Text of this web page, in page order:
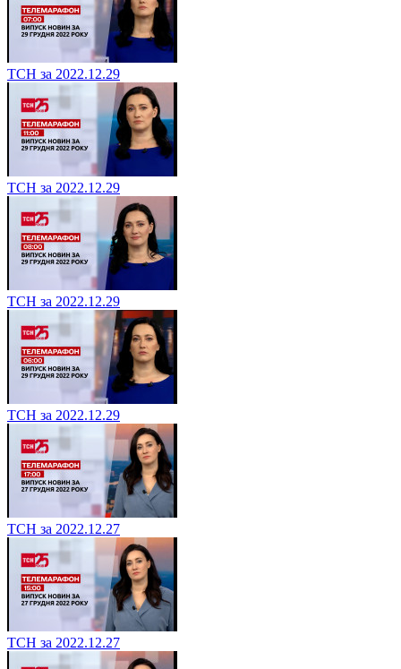
ТСН за 2022.12.29
ТСН за 2022.12.29
ТСН за 2022.12.29
ТСН за 2022.12.29
ТСН за 2022.12.27
ТСН за 2022.12.27